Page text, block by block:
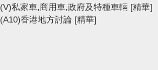
(V)私家車,商用車,政府及特種車輛 [精華]
(A10)香港地方討論 [精華]